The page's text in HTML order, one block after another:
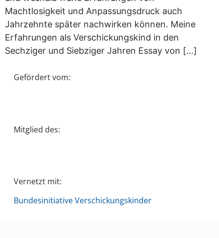
Machtlosigkeit und Anpassungsdruck auch
Jahrzehnte später nachwirken können. Meine
Erfahrungen als Verschickungskind in den
Sechziger und Siebziger Jahren Essay von […]
Gefördert vom:
Mitglied des:
Vernetzt mit:
Bundesinitiative Verschickungskinder